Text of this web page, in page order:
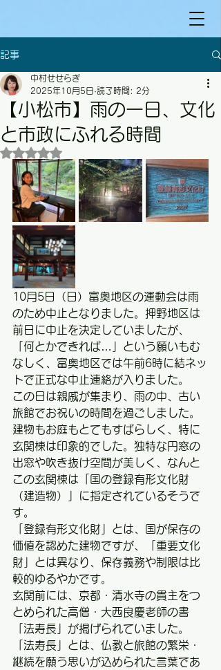
記事
【小松市】雨の一日、文化
と市政にふれる時間
中村せせらぎ
2025年10月5日 読了時間: 2分
5つ星のうちNaNと評価されています。
10月5日（日）富奥地区の運動会は雨
のため中止となりました。押野地区は
前日に中止を決定していましたが、
「何とかできれば…」という願いもむ
なしく、富奥地区では午前6時に結ネッ
トで正式な中止連絡が入りました。
この日は親戚が集まり、雨の中、古い
旅館でお祝いの時間を過ごしました。
建物もお庭もとてもすばらしく、特に
玄関棟は印象的でした。独特な円窓の
出窓や吹き抜け空間が美しく、なんと
この玄関棟は「国の登録有形文化財
（建造物）」に指定されているそうで
す。
「登録有形文化財」とは、国が保存の
価値を認めた建物ですが、「重要文化
財」とは異なり、保存義務や制限は比
較的ゆるやかです。
玄関前には、京都・清水寺の貫主をつ
とめられた高僧・大西良慶老師の書
「法寿長」が掲げられていました。
「法寿長」とは、仏教と旅館の繁栄・
継続を願う思いが込められた言葉であ